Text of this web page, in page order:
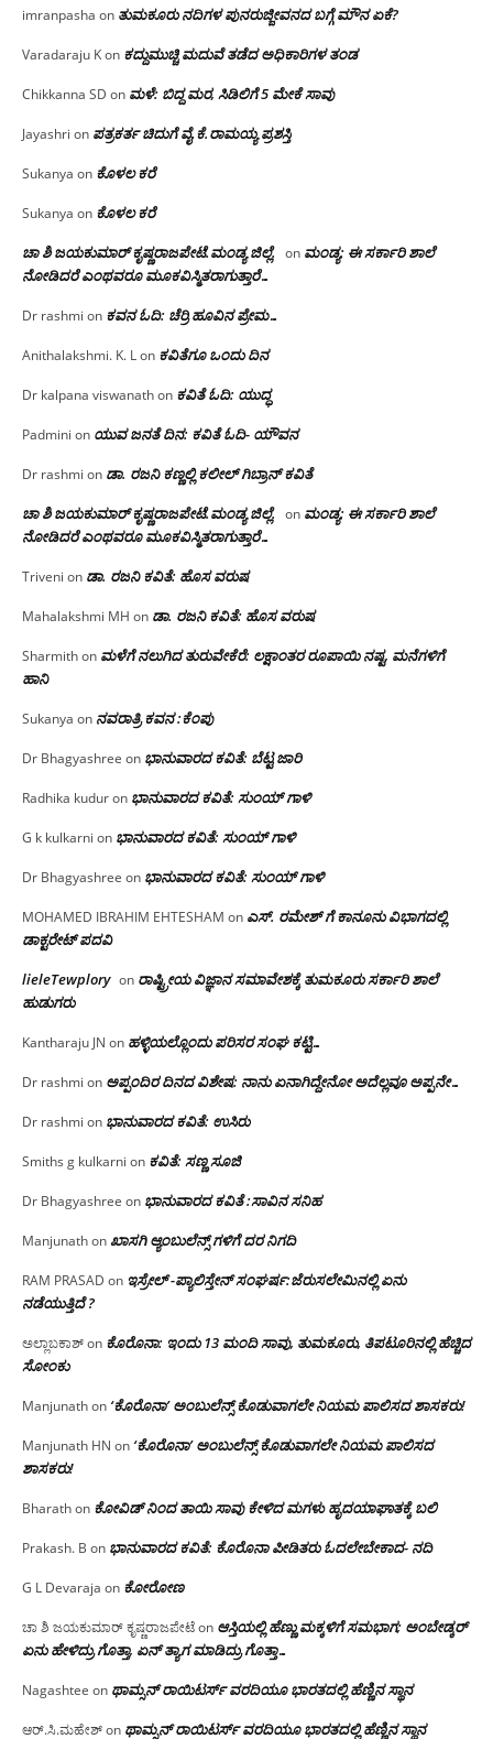
imranpasha on ತುಮಕೂರು ನದಿಗಳ ಪುನರುಜ್ಜೀವನದ ಬಗ್ಗೆ ಮೌನ ಏಕೆ?
Varadaraju Kon ಕದ್ದುಮುಚ್ಚಿ ಮದುವೆ ತಡೆದ ಅಧಿಕಾರಿಗಳ ತಂಡ
Chikkanna SD on ಮಳೆ: ಬಿದ್ದ ಮರ, ಸಿಡಿಲಿಗೆ 5 ಮೇಕೆ ಸಾವು
Jayashri on ಪತ್ರಕರ್ತ ಚಿದುಗೆ ವೈ.ಕೆ.ರಾಮಯ್ಯ ಪ್ರಶಸ್ತಿ
Sukanya on ಕೊಳಲ ಕರೆ
Sukanya on ಕೊಳಲ ಕರೆ
ಚಾ ಶಿ ಜಯಕುಮಾರ್ ಕೃಷ್ಣರಾಜಪೇಟೆ.ಮಂಡ್ಯ ಜಿಲ್ಲೆ. on ಮಂಡ್ಯ: ಈ ಸರ್ಕಾರಿ ಶಾಲೆ
ನೋಡಿದರೆ ಎಂಥವರೂ ಮೂಕವಿಸ್ಮಿತರಾಗುತ್ತಾರೆ…
Dr rashmi on ಕವನ ಓದಿ: ಚೆರ್ರಿ ಹೂವಿನ ಪ್ರೇಮ…
Anithalakshmi. K. Lon ಕವಿತೆಗೂ ಒಂದು ದಿನ
Dr kalpana viswanathon ಕವಿತೆ ಓದಿ: ಯುದ್ಧ
Padmini on ಯುವ ಜನತೆ ದಿನ: ಕವಿತೆ ಓದಿ- ಯೌವನ
Dr rashmi on ಡಾ. ರಜನಿ‌ ಕಣ್ಣಲ್ಲಿ ಕಲೀಲ್ ಗಿಬ್ರಾನ್ ಕವಿತೆ
ಚಾ ಶಿ ಜಯಕುಮಾರ್ ಕೃಷ್ಣರಾಜಪೇಟೆ.ಮಂಡ್ಯ ಜಿಲ್ಲೆ. on ಮಂಡ್ಯ: ಈ ಸರ್ಕಾರಿ ಶಾಲೆ
ನೋಡಿದರೆ ಎಂಥವರೂ ಮೂಕವಿಸ್ಮಿತರಾಗುತ್ತಾರೆ…
Triveni on ಡಾ. ರಜನಿ ಕವಿತೆ: ಹೊಸ ವರುಷ
Mahalakshmi MH on ಡಾ. ರಜನಿ ಕವಿತೆ: ಹೊಸ ವರುಷ
Sharmithon ಮಳೆಗೆ ನಲುಗಿದ ತುರುವೇಕೆರೆ: ಲಕ್ಷಾಂತರ ರೂಪಾಯಿ ನಷ್ಟ, ಮನೆಗಳಿಗೆ
ಹಾನಿ
Sukanya on ನವರಾತ್ರಿ ಕವನ :ಕೆಂಪು
Dr Bhagyashree on ಭಾನುವಾರದ ಕವಿತೆ: ಬೆಟ್ಟ ಜಾರಿ
Radhika kuduron ಭಾನುವಾರದ ಕವಿತೆ: ಸುಂಯ್ ಗಾಳಿ
G k kulkarni on ಭಾನುವಾರದ ಕವಿತೆ: ಸುಂಯ್ ಗಾಳಿ
Dr Bhagyashree on ಭಾನುವಾರದ ಕವಿತೆ: ಸುಂಯ್ ಗಾಳಿ
MOHAMED IBRAHIM EHTESHAM on ಎಸ್. ರಮೇಶ್ ಗೆ ಕಾನೂನು ವಿಭಾಗದಲ್ಲಿ
ಡಾಕ್ಟರೇಟ್ ಪದವಿ
lieleTewplory on ರಾಷ್ಟ್ರೀಯ ವಿಜ್ಞಾನ ಸಮಾವೇಶಕ್ಕೆ‌ ತುಮಕೂರು ಸರ್ಕಾರಿ ಶಾಲೆ
ಹುಡುಗರು
Kantharaju JN on ಹಳ್ಳಿಯಲ್ಲೊಂದು ಪರಿಸರ ಸಂಘ ಕಟ್ಟಿ…
Dr rashmi on ಅಪ್ಪಂದಿರ ದಿನದ ವಿಶೇಷ: ನಾನು ಏನಾಗಿದ್ದೇನೋ‌ ಅದೆಲ್ಲವೂ ಅಪ್ಪನೇ…
Dr rashmi on ಭಾನುವಾರದ ಕವಿತೆ: ಉಸಿರು
Smiths g kulkarni on ಕವಿತೆ: ಸಣ್ಣ ಸೂಜಿ
Dr Bhagyashree on ಭಾನುವಾರದ ಕವಿತೆ :ಸಾವಿನ ಸನಿಹ
Manjunathonಖಾಸಗಿ ಆ್ಯಂಬುಲೆನ್ಸ್ ಗಳಿಗೆ ದರ ನಿಗದಿ
RAM PRASAD on ಇಸ್ರೇಲ್ -ಪ್ಯಾಲಿಸ್ತೇನ್ ಸಂಘರ್ಷ:ಜೆರುಸಲೇಮಿನಲ್ಲಿ ಏನು
ನಡೆಯುತ್ತಿದೆ ?
ಅಲ್ಲಾಬಕಾಶ್on ಕೊರೊನಾ: ಇಂದು 13 ಮಂದಿ ಸಾವು, ತುಮಕೂರು, ತಿಪಟೂರಿನಲ್ಲಿ ಹೆಚ್ಚಿದ
ಸೋಂಕು
Manjunathon ‘ಕೊರೊನಾ’ ಅಂಬುಲೆನ್ಸ್ ಕೊಡುವಾಗಲೇ ನಿಯಮ ಪಾಲಿಸದ ಶಾಸಕರು!
Manjunath HN on ‘ಕೊರೊನಾ’ ಅಂಬುಲೆನ್ಸ್ ಕೊಡುವಾಗಲೇ ನಿಯಮ ಪಾಲಿಸದ
ಶಾಸಕರು!
Bharathon ಕೋವಿಡ್ ನಿಂದ ತಾಯಿ ಸಾವು ಕೇಳಿದ ಮಗಳು ಹೃದಯಾಘಾತಕ್ಕೆ ಬಲಿ
Prakash. B on ಭಾನುವಾರದ ಕವಿತೆ: ಕೊರೊನಾ ಪೀಡಿತರು ಓದಲೇಬೇಕಾದ- ನದಿ
G L Devaraja on ಕೋರೋಣ
ಚಾ ಶಿ ಜಯಕುಮಾರ್ ಕೃಷ್ಣರಾಜಪೇಟೆon ಆಸ್ತಿಯಲ್ಲಿ ಹೆಣ್ಣು ಮಕ್ಕಳಿಗೆ ಸಮಭಾಗ; ಅಂಬೇಡ್ಕರ್
ಏನು ಹೇಳಿದ್ರು ಗೊತ್ತಾ, ಏನ್ ತ್ಯಾಗ ಮಾಡಿದ್ರು ಗೊತ್ತಾ…
Nagashtee on ಥಾಮ್ಸನ್ ರಾಯಿಟರ್ಸ್ ವರದಿಯೂ ಭಾರತದಲ್ಲಿ ಹೆಣ್ಣಿನ ಸ್ಥಾನ‌
ಆರ್.ಸಿ.ಮಹೇಶ್on ಥಾಮ್ಸನ್ ರಾಯಿಟರ್ಸ್ ವರದಿಯೂ ಭಾರತದಲ್ಲಿ ಹೆಣ್ಣಿನ ಸ್ಥಾನ‌